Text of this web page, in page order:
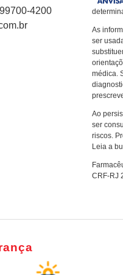
As
ser
médica.
Ao
ser
riscos.
Leia a
CRF-RJ
4200